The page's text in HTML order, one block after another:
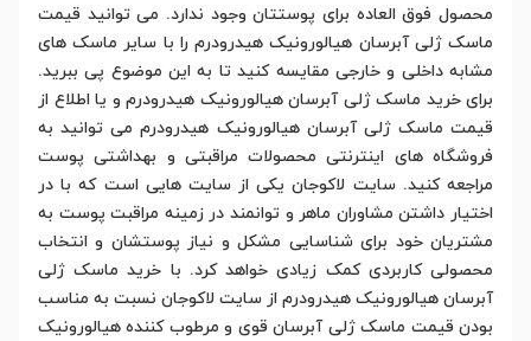
محصول فوق العاده برای پوستتان وجود ندارد. می توانید قیمت
ماسک ژلی آبرسان هیالورونیک هیدرودرم را با سایر ماسک های
مشابه داخلی و خارجی مقایسه کنید تا به این موضوع پی ببرید.
برای خرید ماسک ژلی آبرسان هیالورونیک هیدرودرم و یا اطلاع از
قیمت ماسک ژلی آبرسان هیالورونیک هیدرودرم می توانید به
فروشگاه های اینترنتی محصولات مراقبتی و بهداشتی پوست
مراجعه کنید. سایت لاکوجان یکی از سایت هایی است که با در
اختیار داشتن مشاوران ماهر و توانمند در زمینه مراقبت پوست به
مشتریان خود برای شناسایی مشکل و نیاز پوستشان و انتخاب
محصولی کاربردی کمک زیادی خواهد کرد. با خرید ماسک ژلی
آبرسان هیالورونیک هیدرودرم از سایت لاکوجان نسبت به مناسب
بودن قیمت ماسک ژلی آبرسان قوی و مرطوب کننده هیالورونیک